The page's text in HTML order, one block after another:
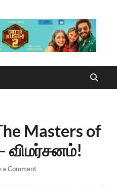
Masters of
விமர்சனம்!
a Comment